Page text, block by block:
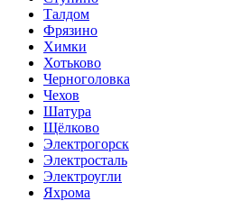
Талдом
Фрязино
Химки
Хотьково
Черноголовка
Чехов
Шатура
Щёлково
Электрогорск
Электросталь
Электроугли
Яхрома